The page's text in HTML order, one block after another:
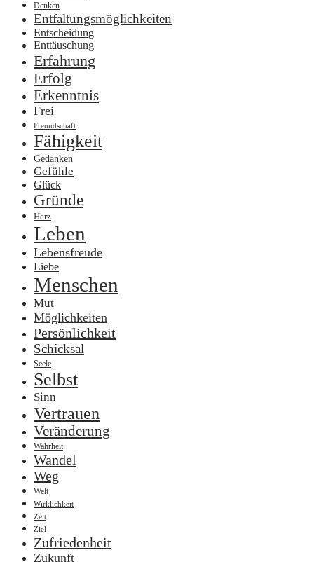
Denken
Entfaltungsmöglichkeiten
Entscheidung
Enttäuschung
Erfahrung
Erfolg
Erkenntnis
Frei
Freundschaft
Fähigkeit
Gedanken
Gefühle
Glück
Gründe
Herz
Leben
Lebensfreude
Liebe
Menschen
Mut
Möglichkeiten
Persönlichkeit
Schicksal
Seele
Selbst
Sinn
Vertrauen
Veränderung
Wahrheit
Wandel
Weg
Welt
Wirklichkeit
Zeit
Ziel
Zufriedenheit
Zukunft